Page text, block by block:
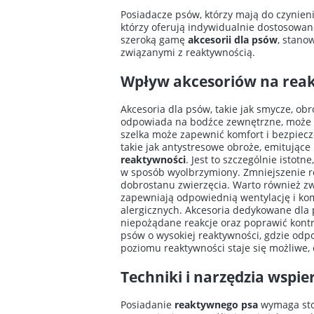
Posiadacze psów, którzy mają do
którzy oferują indywidualnie
szeroką gamę akcesorii dla psów,
związanymi z reaktywnością.
Wpływ akcesoriów na
Akcesoria dla psów, takie jak smycze,
odpowiada na bodźce zewnętrzne,
szelka może zapewnić komfort i
takie jak antystresowe obroże,
reaktywności. Jest to szczególnie
w sposób wyolbrzymiony. Zmniejszenie
dobrostanu zwierzęcia. Warto również
zapewniają odpowiednią wentylację i
alergicznych. Akcesoria dedykowane
niepożądane reakcje oraz poprawić
psów o wysokiej reaktywności, gdzie
poziomu reaktywności staje się możliwe,
Techniki i narzędzia
Posiadanie reaktywnego psa wymaga